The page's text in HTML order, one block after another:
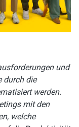
und
durch die
werden.
mit den
welche